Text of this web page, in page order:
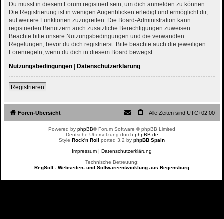
Du musst in diesem Forum registriert sein, um dich anmelden zu können.
Die Registrierung ist in wenigen Augenblicken erledigt und ermöglicht dir,
auf weitere Funktionen zuzugreifen. Die Board-Administration kann
registrierten Benutzern auch zusätzliche Berechtigungen zuweisen.
Beachte bitte unsere Nutzungsbedingungen und die verwandten
Regelungen, bevor du dich registrierst. Bitte beachte auch die jeweiligen
Forenregeln, wenn du dich in diesem Board bewegst.
Nutzungsbedingungen | Datenschutzerklärung
Registrieren
Foren-Übersicht Alle Zeiten sind UTC+02:00
Powered by phpBB® Forum Software © phpBB Limited
Deutsche Übersetzung durch phpBB.de
Style Rock'n Roll ported 3.2 by phpBB Spain
Impressum | Datenschutzerklärung
Technische Betreuung:
RegSoft - Webseiten- und Softwareentwicklung aus Regensburg